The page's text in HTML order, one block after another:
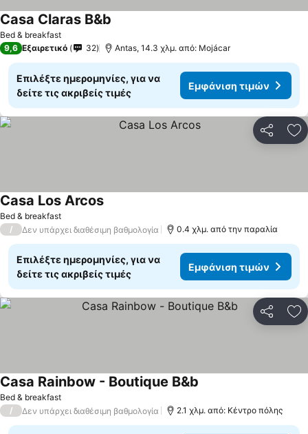
Bed & breakfast
Casa Claras B&b
9,6 Εξαιρετικό 32 Antas, 14.3 χλμ. από: Mojácar
Επιλέξτε ημερομηνίες, για να
δείτε τις ακριβείς τιμές
Εμφάνιση τιμών
Bed & breakfast
Casa Los Arcos
/ Δεν υπάρχει διαθέσιμη βαθμολογία 0.4 χλμ. από την παραλία
Επιλέξτε ημερομηνίες, για να
δείτε τις ακριβείς τιμές
Εμφάνιση τιμών
Bed & breakfast
Casa Rainbow - Boutique B&b
/ Δεν υπάρχει διαθέσιμη βαθμολογία 2.1 χλμ. από: Κέντρο πόλης